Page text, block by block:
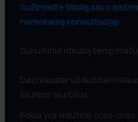
Sužinokite tikslią savo
nemokamą konsultaciją!
Sukurkime idealią
Dažniausiai užduodami
šilumos siurblius
Kokia yra vidutinė oras-